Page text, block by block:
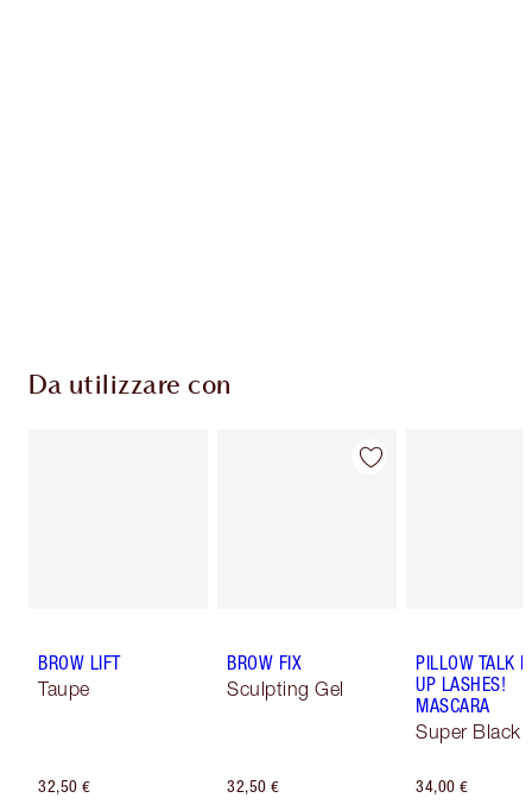
Da utilizzare con
BROW LIFT
Taupe
32,50 €
BROW FIX
Sculpting Gel
32,50 €
PILLOW TALK
UP LASHES!
MASCARA
Super Black
34,00 €